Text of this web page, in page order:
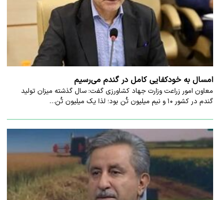
امسال به خودکفایی کامل در گندم می‌رسیم
معاون امور زراعت وزارت جهاد کشاورزی گفت: سال گذشته میزان تولید
گندم در کشور ۱۰ و نیم میلیون تُن بود؛ لذا یک میلیون تُن…